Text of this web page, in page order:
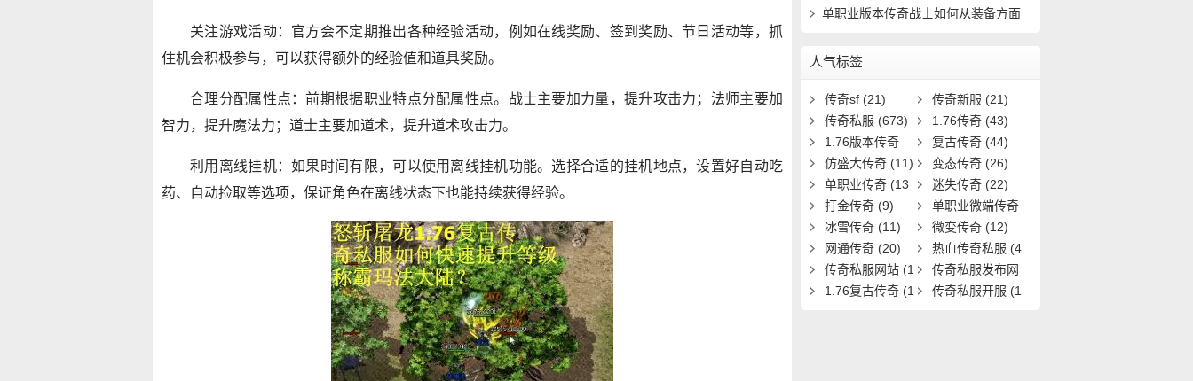
关注游戏活动：官方会不定期推出各种经验活动，例如在线奖励、签到奖励、节日活动等，抓
住机会积极参与，可以获得额外的经验值和道具奖励。
合理分配属性点：前期根据职业特点分配属性点。战士主要加力量，提升攻击力；法师主要加
智力，提升魔法力；道士主要加道术，提升道术攻击力。
利用离线挂机：如果时间有限，可以使用离线挂机功能。选择合适的挂机地点，设置好自动吃
药、自动捡取等选项，保证角色在离线状态下也能持续获得经验。
单职业版本传奇战士如何从装备方面
人气标签
传奇sf (21) 传奇新服 (21)
传奇私服 (673) 1.76传奇 (43)
1.76版本传奇
(9)
复古传奇 (44)
仿盛大传奇 (11) 变态传奇 (26)
单职业传奇 (13
1)
迷失传奇 (22)
打金传奇 (9)
单职业微端传奇
(9)
冰雪传奇 (11) 微变传奇 (12)
网通传奇 (20) 热血传奇私服 (4
0)
传奇私服网站 (1
9)
传奇私服发布网
(11)
1.76复古传奇 (1
传奇私服开服 (1